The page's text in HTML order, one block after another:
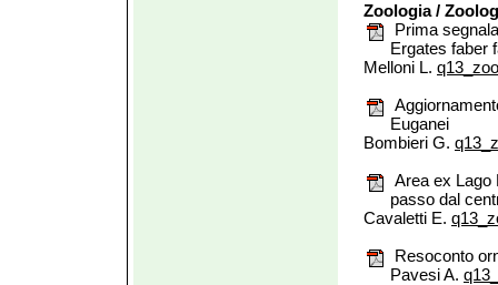
Zoologia /
Prima
Ergates faber
Melloni L.
Euganei
Bombieri G.
Area ex Lago
passo dal
Cavaletti E.
Resoconto
Pavesi A.